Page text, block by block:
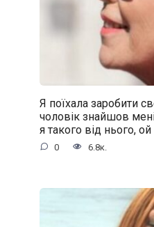
Я поїхала заробити
чоловік знайшов
я такого від нього,
0 6.8к.